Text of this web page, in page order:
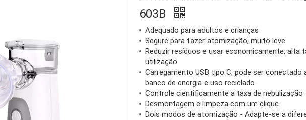
603B
Adequado para adultos e crianças
Segure para fazer atomização, muito leve
Reduzir resíduos e usar economicamente, alta
utilização
Carregamento USB tipo C, pode ser conectado
banco de energia e uso reciclado
Controle cientificamente a taxa de nebulização
Desmontagem e limpeza com um clique
Dois modos de atomização - Adapte-se a